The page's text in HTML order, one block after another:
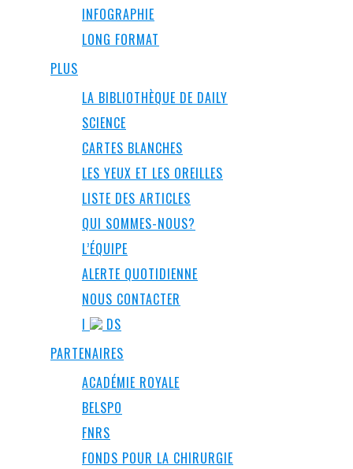
INFOGRAPHIE
LONG FORMAT
PLUS
LA BIBLIOTHÈQUE DE DAILY
SCIENCE
CARTES BLANCHES
LES YEUX ET LES OREILLES
LISTE DES ARTICLES
QUI SOMMES-NOUS?
L’ÉQUIPE
ALERTE QUOTIDIENNE
NOUS CONTACTER
I
DS
PARTENAIRES
ACADÉMIE ROYALE
BELSPO
FNRS
FONDS POUR LA CHIRURGIE